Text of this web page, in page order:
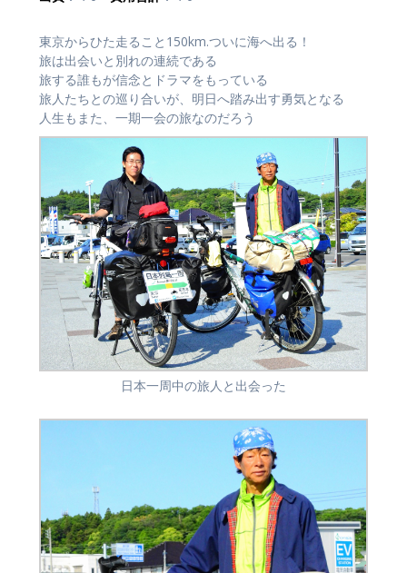
東京からひた走ること150km.ついに海へ出る！
旅は出会いと別れの連続である
旅する誰もが信念とドラマをもっている
旅人たちとの巡り合いが、明日へ踏み出す勇気となる
人生もまた、一期一会の旅なのだろう
日本一周中の旅人と出会った